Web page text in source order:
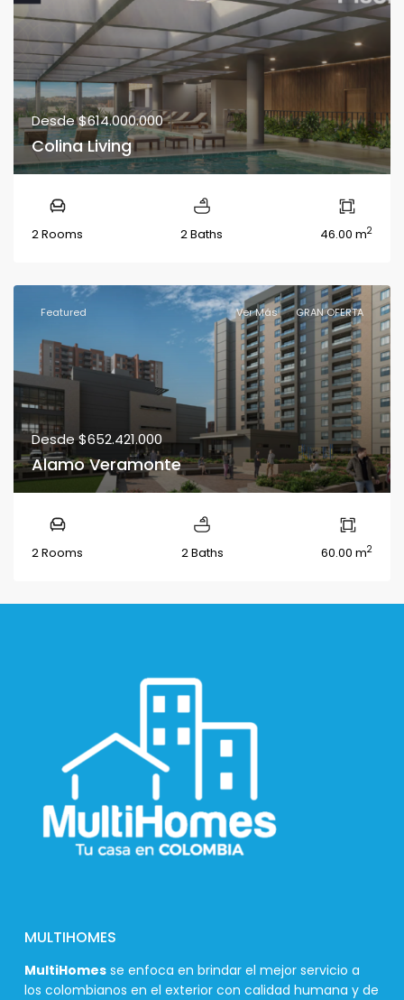
Desde$614.000.000
Colina Living
2 Rooms 2 Baths 46.00 m2
Featured Ver Más GRAN OFERTA
Desde$652.421.000
Alamo Veramonte
2 Rooms 2 Baths 60.00 m2
MULTIHOMES
MultiHomes se enfoca en brindar el mejor servicio a
los colombianos en el exterior con calidad humana y de